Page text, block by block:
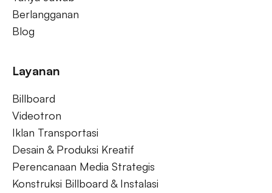
Berlangganan
Blog
Layanan
Billboard
Videotron
Iklan Transportasi
Desain & Produksi Kreatif
Perencanaan Media Strategis
Konstruksi Billboard & Instalasi